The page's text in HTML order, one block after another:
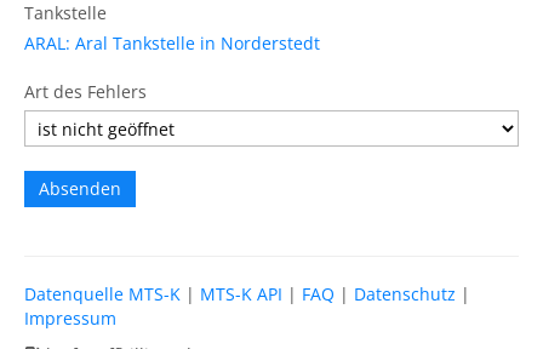
Tankstelle
ARAL: Aral Tankstelle in Norderstedt
Art des Fehlers
Datenquelle MTS-K | MTS-K API | FAQ | Datenschutz |
Impressum